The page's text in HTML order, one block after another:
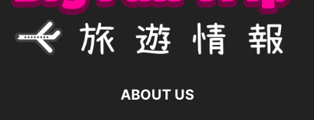
ABOUT US